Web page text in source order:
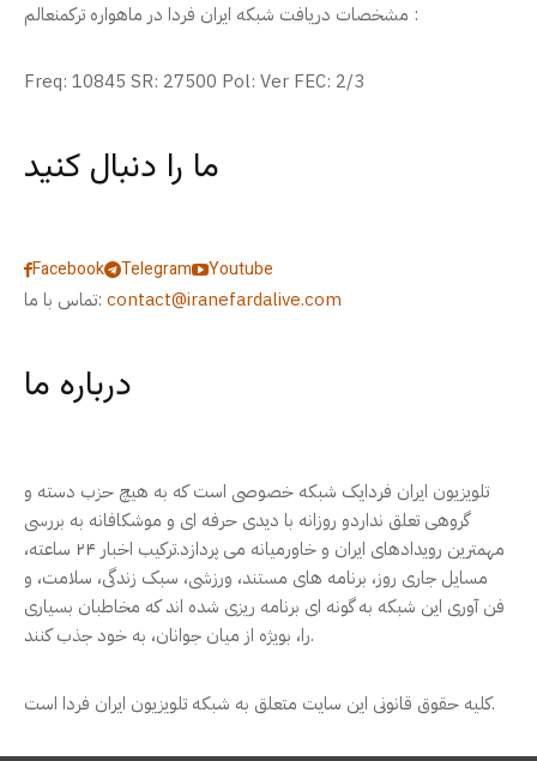
مشخصات دریافت شبکه ایران فردا در ماهواره ترکمنعالم :
Freq: 10845 SR: 27500 Pol: Ver FEC: 2/3
ما را دنبال کنید
Facebook Telegram
Youtube
تماس با ما: contact@iranefardalive.com
درباره ما
تلویزیون ایران فردایک شبکه خصوصی است که به هیچ حزب دسته و
گروهی تعلق نداردو روزانه با دیدی حرفه ای و موشکافانه به بررسی
مهمترین رویدادهای ایران و خاورمیانه می پردازد.ترکیب اخبار ۲۴ ساعته،
مسایل جاری روز، برنامه های مستند، ورزشی، سبک زندگی، سلامت، و
فن آوری این شبکه به گونه ای برنامه ریزی شده اند که مخاطبان بسیاری
را، بویژه از میان جوانان، به خود جذب کنند.
کلیه حقوق قانونی این سایت متعلق به شبکه تلویزیون ایران فردا است.